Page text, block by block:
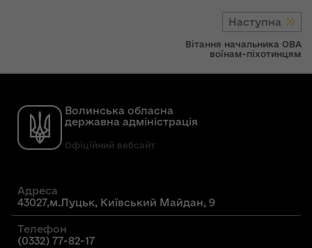
Наступна
Вітання начальника ОВА
воїнам-піхотинцям
Волинська обласна
державна адміністрація
Офіційний вебсайт
Адреса
43027,м.Луцьк, Київський Майдан, 9
Телефон
(0332) 77-82-17